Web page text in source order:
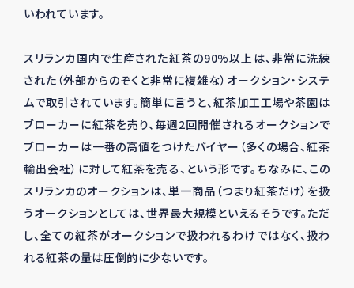
いわれています。
スリランカ国内で生産された紅茶の90%以上は、非常に洗練
された（外部からのぞくと非常に複雑な）オークション・システ
ムで取引されています。簡単に言うと、紅茶加工工場や茶園は
ブローカーに紅茶を売り、毎週2回開催されるオークションで
ブローカーは一番の高値をつけたバイヤー（多くの場合、紅茶
輸出会社）に対して紅茶を売る、という形です。ちなみに、この
スリランカのオークションは、単一商品（つまり紅茶だけ）を扱
うオークションとしては、世界最大規模といえるそうです。ただ
し、全ての紅茶がオークションで扱われるわけではなく、扱わ
れる紅茶の量は圧倒的に少ないです。